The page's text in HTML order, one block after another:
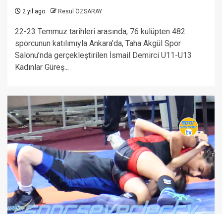
2 yıl ago Resul ÖZSARAY
22-23 Temmuz tarihleri arasında, 76 kulüpten 482
sporcunun katılımıyla Ankara’da, Taha Akgül Spor
Salonu’nda gerçekleştirilen İsmail Demirci U11-U13
Kadınlar Güreş...